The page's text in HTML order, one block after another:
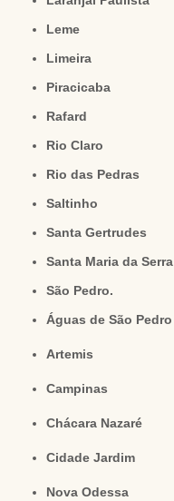
Leme
Limeira
Piracicaba
Rafard
Rio Claro
Rio das Pedras
Saltinho
Santa Gertrudes
Santa Maria da Serra
São Pedro.
Águas de São Pedro
Artemis
Campinas
Chácara Nazaré
Cidade Jardim
Nova Odessa